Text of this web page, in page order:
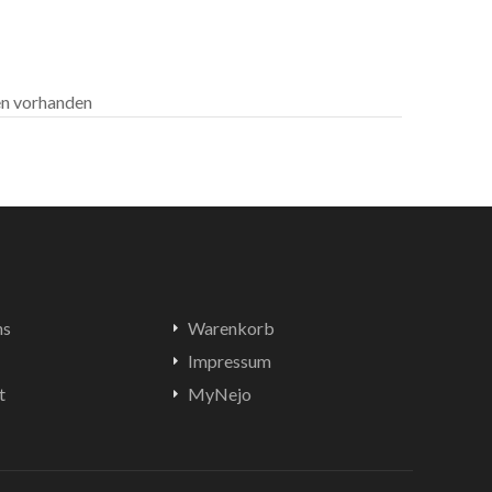
vorhanden
Warenkorb
Impressum
MyNejo